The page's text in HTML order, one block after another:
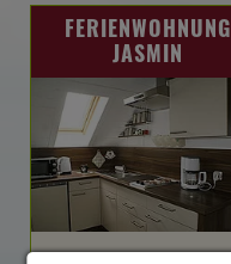
FERIENWOHNUNG
JASMIN